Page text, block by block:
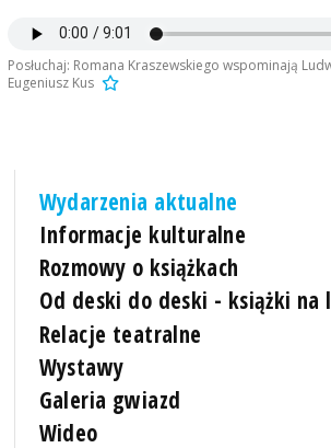
Posłuchaj: Romana Kraszewskiego wspominają
Eugeniusz Kus
Wydarzenia aktualne
Informacje kulturalne
Rozmowy o książkach
Od deski do deski - książki
Relacje teatralne
Wystawy
Galeria gwiazd
Wideo